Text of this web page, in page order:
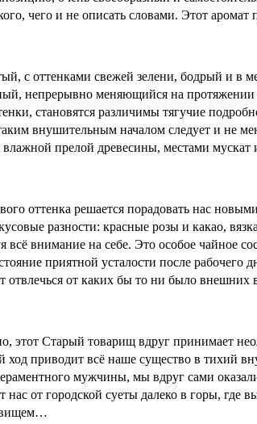
чего и не описать словами. Этот аромат
с оттенками свежей зелени, бодрый и в
непрерывно меняющийся на
становятся различимы тягучие
внушительным началом следует и не
прелой древесины, местами
оттенка решается порадовать нас
разности: красные розы и какао,
внимание на себе. Это особое чайное
приятной усталости после рабочего
отвлечься от каких бы то ни было
этот Старый товарищ вдруг принимает
приводит всё наше существо в тихий
мужчины, мы вдруг сами
от городской суеты далеко в горы,